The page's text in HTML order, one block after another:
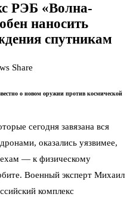
РЭБ «Волна-
наносить
спутникам
Share
о новом оружии против космической
сегодня завязана вся
оказались уязвимее,
— к физическому
Военный эксперт Михаил
комплекс